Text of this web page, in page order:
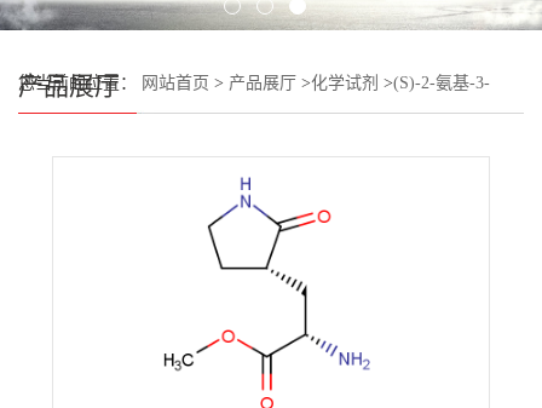
产品展厅
您当前的位置： 网站首页 > 产品展厅 >化学试剂 >(S)-2-氨基-3-